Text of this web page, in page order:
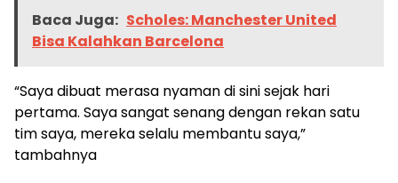
Baca Juga: Scholes: Manchester United
Bisa Kalahkan Barcelona
“Saya dibuat merasa nyaman di sini sejak hari
pertama. Saya sangat senang dengan rekan satu
tim saya, mereka selalu membantu saya,”
tambahnya